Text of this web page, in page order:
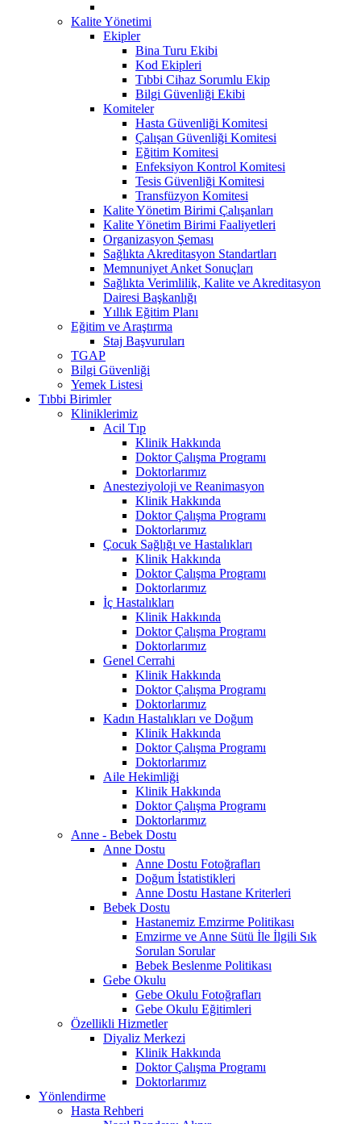
Kalite Yönetimi
Ekipler
Bina Turu Ekibi
Kod Ekipleri
Tıbbi Cihaz Sorumlu Ekip
Bilgi Güvenliği Ekibi
Komiteler
Hasta Güvenliği Komitesi
Çalışan Güvenliği Komitesi
Eğitim Komitesi
Enfeksiyon Kontrol Komitesi
Tesis Güvenliği Komitesi
Transfüzyon Komitesi
Kalite Yönetim Birimi Çalışanları
Kalite Yönetim Birimi Faaliyetleri
Organizasyon Şeması
Sağlıkta Akreditasyon Standartları
Memnuniyet Anket Sonuçları
Sağlıkta Verimlilik, Kalite ve Akreditasyon
Dairesi Başkanlığı
Yıllık Eğitim Planı
Eğitim ve Araştırma
Staj Başvuruları
TGAP
Bilgi Güvenliği
Yemek Listesi
Tıbbi Birimler
Kliniklerimiz
Acil Tıp
Klinik Hakkında
Doktor Çalışma Programı
Doktorlarımız
Anesteziyoloji ve Reanimasyon
Klinik Hakkında
Doktor Çalışma Programı
Doktorlarımız
Çocuk Sağlığı ve Hastalıkları
Klinik Hakkında
Doktor Çalışma Programı
Doktorlarımız
İç Hastalıkları
Klinik Hakkında
Doktor Çalışma Programı
Doktorlarımız
Genel Cerrahi
Klinik Hakkında
Doktor Çalışma Programı
Doktorlarımız
Kadın Hastalıkları ve Doğum
Klinik Hakkında
Doktor Çalışma Programı
Doktorlarımız
Aile Hekimliği
Klinik Hakkında
Doktor Çalışma Programı
Doktorlarımız
Anne - Bebek Dostu
Anne Dostu
Anne Dostu Fotoğrafları
Doğum İstatistikleri
Anne Dostu Hastane Kriterleri
Bebek Dostu
Hastanemiz Emzirme Politikası
Emzirme ve Anne Sütü İle İlgili Sık
Sorulan Sorular
Bebek Beslenme Politikası
Gebe Okulu
Gebe Okulu Fotoğrafları
Gebe Okulu Eğitimleri
Özellikli Hizmetler
Diyaliz Merkezi
Klinik Hakkında
Doktor Çalışma Programı
Doktorlarımız
Yönlendirme
Hasta Rehberi